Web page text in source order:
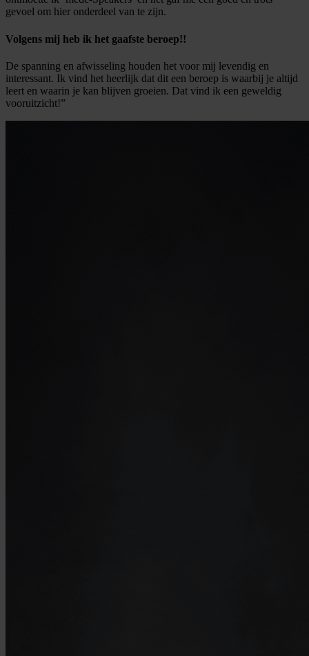
gevoel om hier onderdeel van te zijn.
Volgens mij heb ik het gaafste beroep!!
De spanning en afwisseling houden het voor mij levendig en
interessant. Ik vind het heerlijk dat dit een beroep is waarbij je altijd
leert en waarin je kan blijven groeien. Dat vind ik een geweldig
vooruitzicht!”